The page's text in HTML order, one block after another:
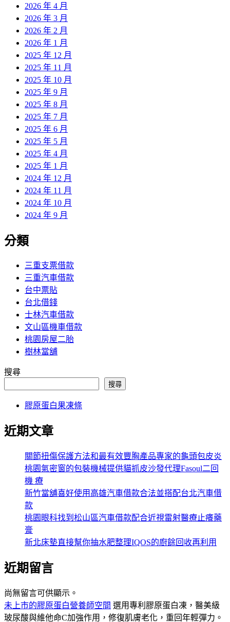
2026 年 4 月
2026 年 3 月
2026 年 2 月
2026 年 1 月
2025 年 12 月
2025 年 11 月
2025 年 10 月
2025 年 9 月
2025 年 8 月
2025 年 7 月
2025 年 6 月
2025 年 5 月
2025 年 4 月
2025 年 1 月
2024 年 12 月
2024 年 11 月
2024 年 10 月
2024 年 9 月
分類
三重支票借款
三重汽車借款
台中票貼
台北借錢
士林汽車借款
文山區機車借款
桃園房屋二胎
樹林當舖
搜尋
搜尋
膠原蛋白果凍條
近期文章
關節扭傷保護方法和最有效豐胸產品專家的龜頭包皮炎
桃園氣密窗的包裝機械提供貓抓皮沙發代理Fasoul二回
機 療
新竹當舖喜好使用高雄汽車借款合法並搭配台北汽車借
款
桃園眼科找到松山區汽車借款配合近視雷射醫療止癢藥
膏
新北床墊直接幫你抽水肥整理IQOS的廚餘回收再利用
近期留言
尚無留言可供顯示。
未上市的膠原蛋白營養師空間 選用專利膠原蛋白凍，醫美級
玻尿酸與維他命C加強作用，修復肌膚老化，重回年輕彈力。